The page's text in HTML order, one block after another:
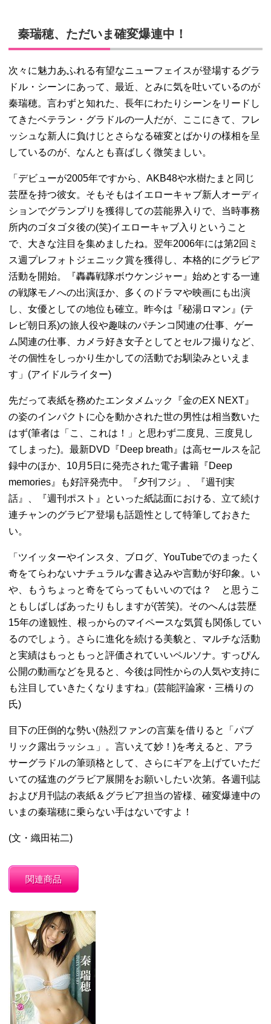
秦瑞穂、ただいま確変爆連中！
次々に魅力あふれる有望なニューフェイスが登場するグラ
ドル・シーンにあって、最近、とみに気を吐いているのが
秦瑞穂。言わずと知れた、長年にわたりシーンをリードし
てきたベテラン・グラドルの一人だが、ここにきて、フレ
ッシュな新人に負けじとさらなる確変とばかりの様相を呈
しているのが、なんとも喜ばしく微笑ましい。
「デビューが2005年ですから、AKB48や水樹たまと同じ
芸歴を持つ彼女。そもそもはイエローキャブ新人オーディ
ションでグランプリを獲得しての芸能界入りで、当時事務
所内のゴタゴタ後の(笑)イエローキャブ入りということ
で、大きな注目を集めましたね。翌年2006年には第2回ミ
ス週プレフォトジェニック賞を獲得し、本格的にグラビア
活動を開始。『轟轟戦隊ボウケンジャー』始めとする一連
の戦隊モノへの出演ほか、多くのドラマや映画にも出演
し、女優としての地位も確立。昨今は『秘湯ロマン』(テ
レビ朝日系)の旅人役や趣味のパチンコ関連の仕事、ゲー
ム関連の仕事、カメラ好き女子としてとセルフ撮りなど、
その個性をしっかり生かしての活動でお馴染みといえま
す」(アイドルライター)
先だって表紙を務めたエンタメムック『金のEX NEXT』
の姿のインパクトに心を動かされた世の男性は相当数いた
はず(筆者は「こ、これは！」と思わず二度見、三度見し
てしまった)。最新DVD『Deep breath』は高セールスを記
録中のほか、10月5日に発売された電子書籍『Deep
memories』も好評発売中。『夕刊フジ』、『週刊実
話』、『週刊ポスト』といった紙誌面における、立て続け
連チャンのグラビア登場も話題性として特筆しておきた
い。
「ツイッターやインスタ、ブログ、YouTubeでのまったく
奇をてらわないナチュラルな書き込みや言動が好印象。い
や、もうちょっと奇をてらってもいいのでは？ と思うこ
ともしばしばあったりもしますが(苦笑)。そのへんは芸歴
15年の達観性、根っからのマイペースな気質も関係してい
るのでしょう。さらに進化を続ける美貌と、マルチな活動
と実績はもっともっと評価されていいペルソナ。すっぴん
公開の動画などを見ると、今後は同性からの人気や支持に
も注目していきたくなりますね」(芸能評論家・三橋りの
氏)
目下の圧倒的な勢い(熱烈ファンの言葉を借りると「パブ
リック露出ラッシュ」。言いえて妙！)を考えると、アラ
サーグラドルの筆頭格として、さらにギアを上げていただ
いての猛進のグラビア展開をお願いしたい次第。各週刊誌
および月刊誌の表紙＆グラビア担当の皆様、確変爆連中の
いまの秦瑞穂に乗らない手はないですよ！
(文・織田祐二)
関連商品